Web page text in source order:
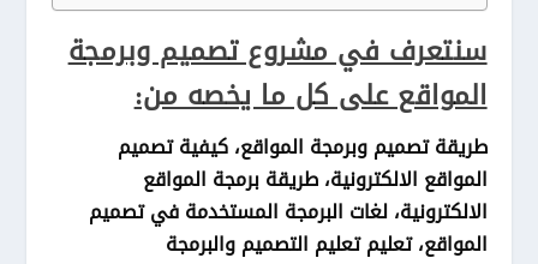
سنتعرف في مشروع تصميم وبرمجة
المواقع على كل ما يخصه من:
طريقة تصميم وبرمجة المواقع، كيفية تصميم
المواقع الالكترونية، طريقة برمجة المواقع
الالكترونية، لغات البرمجة المستخدمة في تصميم
المواقع، تعليم تعليم التصميم والبرمجة